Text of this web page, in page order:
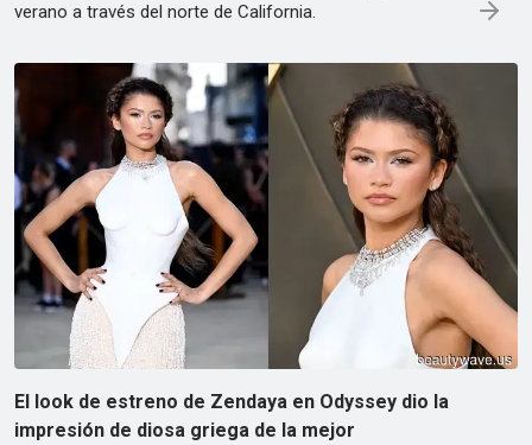
verano a través del norte de California.
El look de estreno de Zendaya en Odyssey dio la
impresión de diosa griega de la mejor